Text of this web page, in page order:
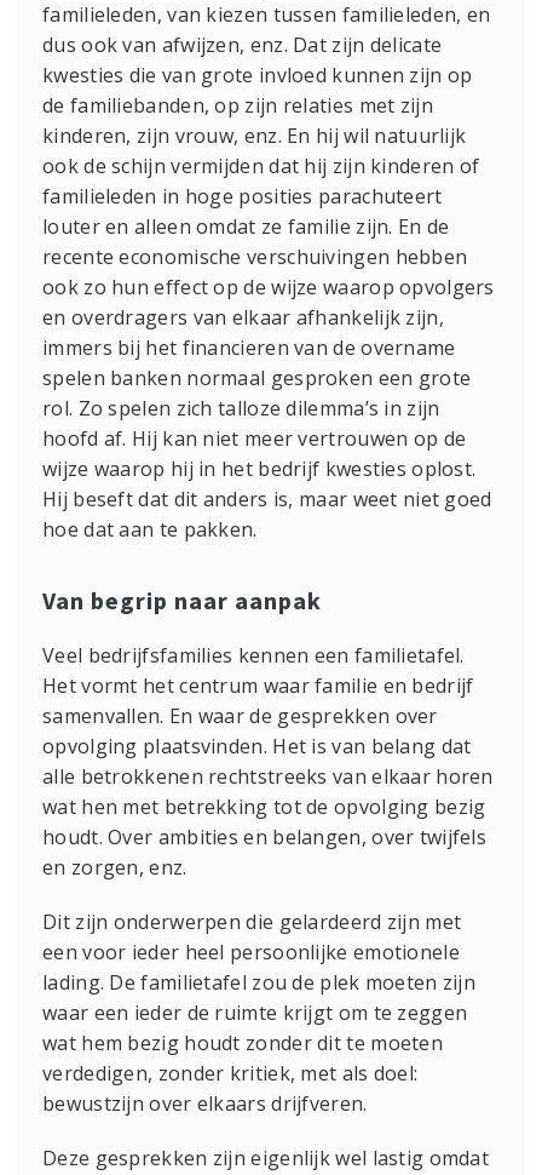
familieleden, van kiezen tussen familieleden, en
dus ook van afwijzen, enz. Dat zijn delicate
kwesties die van grote invloed kunnen zijn op
de familiebanden, op zijn relaties met zijn
kinderen, zijn vrouw, enz. En hij wil natuurlijk
ook de schijn vermijden dat hij zijn kinderen of
familieleden in hoge posities parachuteert
louter en alleen omdat ze familie zijn. En de
recente economische verschuivingen hebben
ook zo hun effect op de wijze waarop opvolgers
en overdragers van elkaar afhankelijk zijn,
immers bij het financieren van de overname
spelen banken normaal gesproken een grote
rol. Zo spelen zich talloze dilemma’s in zijn
hoofd af. Hij kan niet meer vertrouwen op de
wijze waarop hij in het bedrijf kwesties oplost.
Hij beseft dat dit anders is, maar weet niet goed
hoe dat aan te pakken.
Van begrip naar aanpak
Veel bedrijfsfamilies kennen een familietafel.
Het vormt het centrum waar familie en bedrijf
samenvallen. En waar de gesprekken over
opvolging plaatsvinden. Het is van belang dat
alle betrokkenen rechtstreeks van elkaar horen
wat hen met betrekking tot de opvolging bezig
houdt. Over ambities en belangen, over twijfels
en zorgen, enz.
Dit zijn onderwerpen die gelardeerd zijn met
een voor ieder heel persoonlijke emotionele
lading. De familietafel zou de plek moeten zijn
waar een ieder de ruimte krijgt om te zeggen
wat hem bezig houdt zonder dit te moeten
verdedigen, zonder kritiek, met als doel:
bewustzijn over elkaars drijfveren.
Deze gesprekken zijn eigenlijk wel lastig omdat